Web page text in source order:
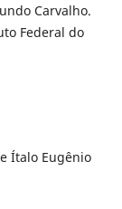
Carvalho.
Federal do
Ítalo Eugênio